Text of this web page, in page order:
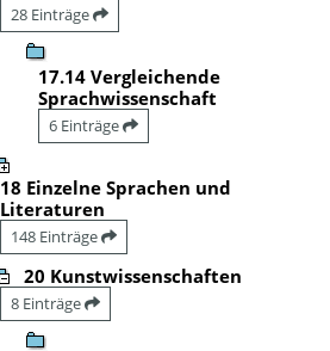
28 Einträge
17.14 Vergleichende
Sprachwissenschaft
6 Einträge
18 Einzelne Sprachen und
Literaturen
148 Einträge
20 Kunstwissenschaften
8 Einträge